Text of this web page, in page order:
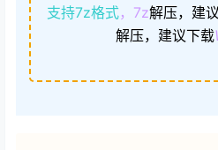
支持7z格式，7z解压，建
解压，建议下载